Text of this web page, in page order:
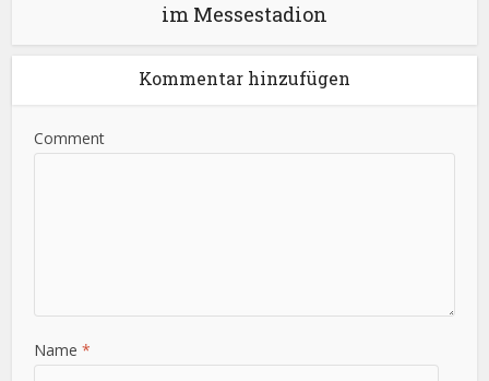
im Messestadion
Kommentar hinzufügen
Comment
Name*